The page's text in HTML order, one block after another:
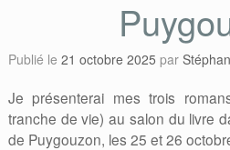
Publié le 21 octobre 2025 par
Je présenterai mes trois
tranche de vie) au salon du livre
de Puygouzon, les 25 et 26